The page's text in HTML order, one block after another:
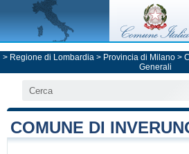
> Regione di Lombardia > Provincia di Milano >
Generali
COMUNE DI